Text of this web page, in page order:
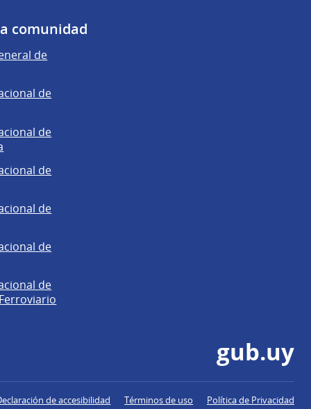
comunidad
de
de
de
de
de
de
de
gub.uy
de accesibilidad Términos de uso Política de Privacidad